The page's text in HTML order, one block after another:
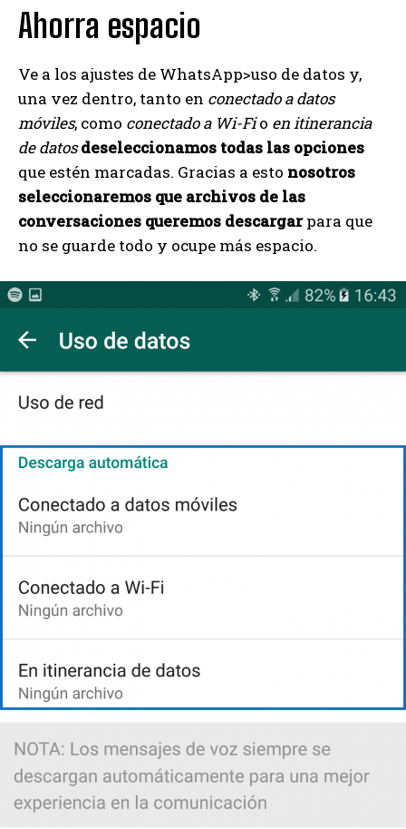
Ahorra espacio
Ve a los ajustes de WhatsApp>uso de datos y,
una vez dentro, tanto en conectado a datos
móviles, como conectado a Wi-Fio en itinerancia
de datos deseleccionamos todas las opciones
que estén marcadas. Gracias a esto nosotros
seleccionaremos que archivos de las
conversaciones queremos descargarpara que
no se guarde todo y ocupe más espacio.